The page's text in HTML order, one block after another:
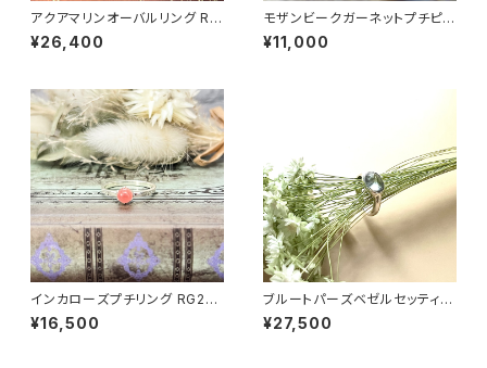
アクアマリンオーバルリング RG
21-095
¥26,400
モザンビークガーネットプチピア
ス PE23-068
¥11,000
インカローズプチリング RG23-
227
¥16,500
ブルートパーズベゼルセッティン
グリング RG22-195
¥27,500